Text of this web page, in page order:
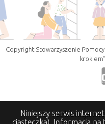
Copyright Stowarzyszenie
deklaracja
Niniejszy serwis
ciasteczka). Informacja